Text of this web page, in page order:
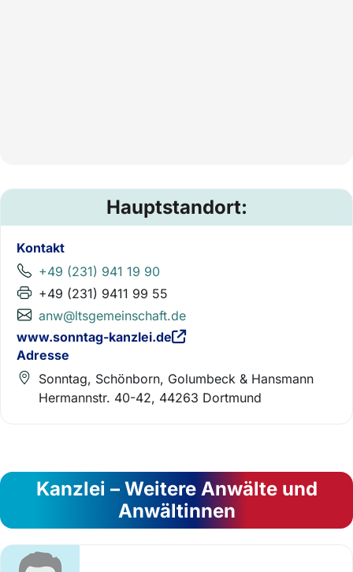
Hauptstandort:
Kontakt
+49 (231) 941 19 90
+49 (231) 9411 99 55
anw@ltsgemeinschaft.de
www.sonntag-kanzlei.de
Adresse
Sonntag, Schönborn, Golumbeck & Hansmann
Hermannstr. 40-42, 44263 Dortmund
Kanzlei – Weitere Anwälte und
Anwältinnen